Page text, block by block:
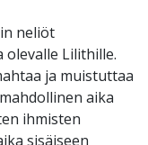
neliöt
olevalle Lilithille.
ja muistuttaa
aika
ihmisten
sisäiseen